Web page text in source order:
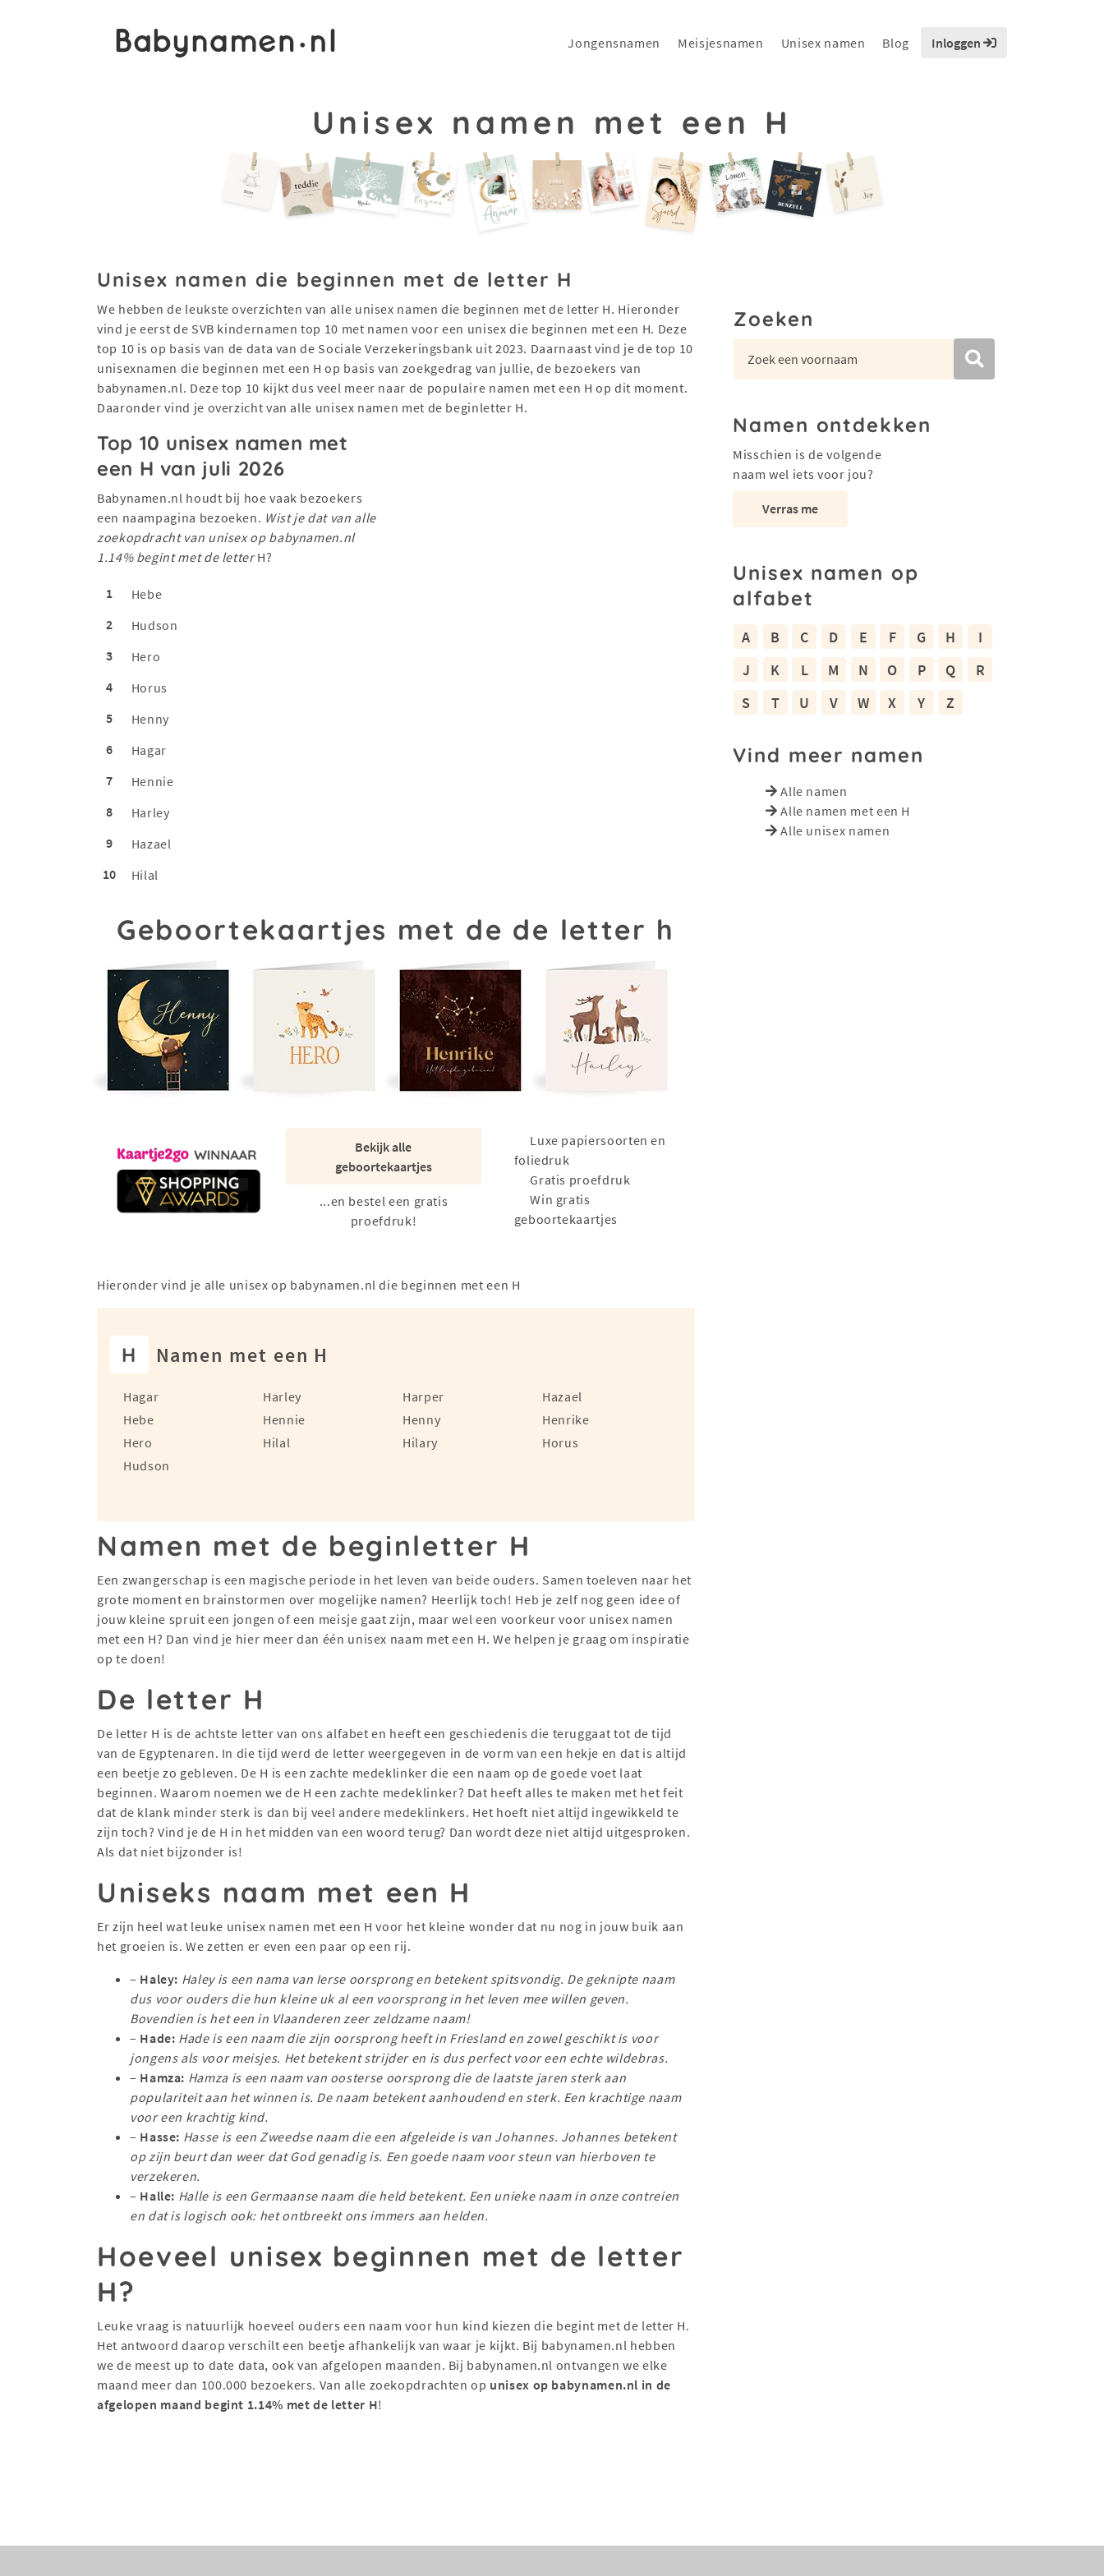
Jongensnamen Meisjesnamen Unisex namen Blog Inloggen
Unisex namen met een H
Unisex namen die beginnen met de letter H
We hebben de leukste overzichten van alle unisex namen die beginnen met de letter H. Hieronder
vind je eerst de SVB kindernamen top 10 met namen voor een unisex die beginnen met een H. Deze
top 10 is op basis van de data van de Sociale Verzekeringsbank uit 2023. Daarnaast vind je de top 10
unisexnamen die beginnen met een H op basis van zoekgedrag van jullie, de bezoekers van
babynamen.nl. Deze top 10 kijkt dus veel meer naar de populaire namen met een H op dit moment.
Daaronder vind je overzicht van alle unisex namen met de beginletter H.
Top 10 unisex namen met
een H van juli 2026
Babynamen.nl houdt bij hoe vaak bezoekers
een naampagina bezoeken. Wist je dat van alle
zoekopdracht van unisex op babynamen.nl
1.14% begint met de letterH?
1
Hebe
2
Hudson
3
Hero
4
Horus
5
Henny
6
Hagar
7
Hennie
8
Harley
9
Hazael
10
Hilal
Geboortekaartjes met de de letter h
Bekijk alle
geboortekaartjes
...en bestel een gratis
proefdruk!
Luxe papiersoorten en
foliedruk
Gratis proefdruk
Win gratis
geboortekaartjes
Hieronder vind je alle unisex op babynamen.nl die beginnen met een H
H Namen met een H
Hagar Harley Harper
Hazael
Hebe
Hennie Henny
Henrike
Hero
Hilal Hilary
Horus
Hudson
Namen met de beginletter H
Een zwangerschap is een magische periode in het leven van beide ouders. Samen toeleven naar het
grote moment en brainstormen over mogelijke namen? Heerlijk toch! Heb je zelf nog geen idee of
jouw kleine spruit een jongen of een meisje gaat zijn, maar wel een voorkeur voor unisex namen
met een H? Dan vind je hier meer dan één unisex naam met een H. We helpen je graag om inspiratie
op te doen!
De letter H
De letter H is de achtste letter van ons alfabet en heeft een geschiedenis die teruggaat tot de tijd
van de Egyptenaren. In die tijd werd de letter weergegeven in de vorm van een hekje en dat is altijd
een beetje zo gebleven. De H is een zachte medeklinker die een naam op de goede voet laat
beginnen. Waarom noemen we de H een zachte medeklinker? Dat heeft alles te maken met het feit
dat de klank minder sterk is dan bij veel andere medeklinkers. Het hoeft niet altijd ingewikkeld te
zijn toch? Vind je de H in het midden van een woord terug? Dan wordt deze niet altijd uitgesproken.
Als dat niet bijzonder is!
Uniseks naam met een H
Er zijn heel wat leuke unisex namen met een H voor het kleine wonder dat nu nog in jouw buik aan
het groeien is. We zetten er even een paar op een rij.
– Haley: Haley is een nama van Ierse oorsprong en betekent spitsvondig. De geknipte naam
dus voor ouders die hun kleine uk al een voorsprong in het leven mee willen geven.
Bovendien is het een in Vlaanderen zeer zeldzame naam!
– Hade: Hade is een naam die zijn oorsprong heeft in Friesland en zowel geschikt is voor
jongens als voor meisjes. Het betekent strijder en is dus perfect voor een echte wildebras.
– Hamza: Hamza is een naam van oosterse oorsprong die de laatste jaren sterk aan
populariteit aan het winnen is. De naam betekent aanhoudend en sterk. Een krachtige naam
voor een krachtig kind.
– Hasse: Hasse is een Zweedse naam die een afgeleide is van Johannes. Johannes betekent
op zijn beurt dan weer dat God genadig is. Een goede naam voor steun van hierboven te
verzekeren.
– Halle: Halle is een Germaanse naam die held betekent. Een unieke naam in onze contreien
en dat is logisch ook: het ontbreekt ons immers aan helden.
Hoeveel unisex beginnen met de letter
H?
Leuke vraag is natuurlijk hoeveel ouders een naam voor hun kind kiezen die begint met de letter H.
Het antwoord daarop verschilt een beetje afhankelijk van waar je kijkt. Bij babynamen.nl hebben
we de meest up to date data, ook van afgelopen maanden. Bij babynamen.nl ontvangen we elke
maand meer dan 100.000 bezoekers. Van alle zoekopdrachten op unisex op babynamen.nl in de
afgelopen maand begint 1.14% met de letter H!
Zoeken
Namen ontdekken
Misschien is de volgende
naam wel iets voor jou?
Verras me
Unisex namen op
alfabet
A B C D E F G H
I
J
K L M N O P Q
R
S
T U V W X Y Z
Vind meer namen
Alle namen
Alle namen met een H
Alle unisex namen